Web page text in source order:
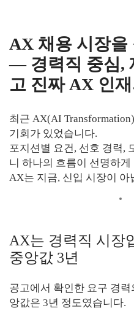
AX 채용 시장을
— 경력직 중심,
고 진짜 AX 인
최근 AX(AI
기회가 있었습니다.
포지션별 요건, 선호 경력,
니 하나의 흐름이 선명하게
AX는 지금, 신입 시장이 아
AX는 경력직 시장
중앙값 3년
공고에서 확인한 요구 경
앙값은 3년 정도였습니다.